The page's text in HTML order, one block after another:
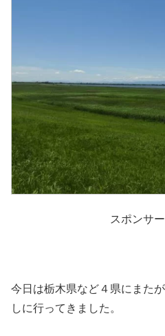
スポンサ
今日は栃木県など４県にまた
しに行ってきました。